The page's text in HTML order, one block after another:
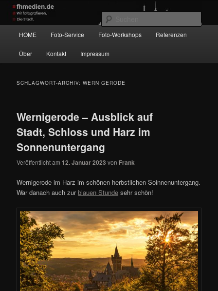
Zum
primären
Inhalt
springen
Zum
sekundären
Inhalt
springen
Wir fotografieren die Hauptstadt!
HOME Foto-Service Foto-Workshops Referenzen
Über Kontakt Impressum
SCHLAGWORT-ARCHIV:WERNIGERODE
Wernigerode – Ausblick auf
Stadt, Schloss und Harz im
Sonnenuntergang
Veröffentlicht am 12. Januar 2023 von Frank
Wernigerode im Harz im schönen herbstlichen Soinnenuntergang.
War danach auch zurblauen Stunde sehr schön!